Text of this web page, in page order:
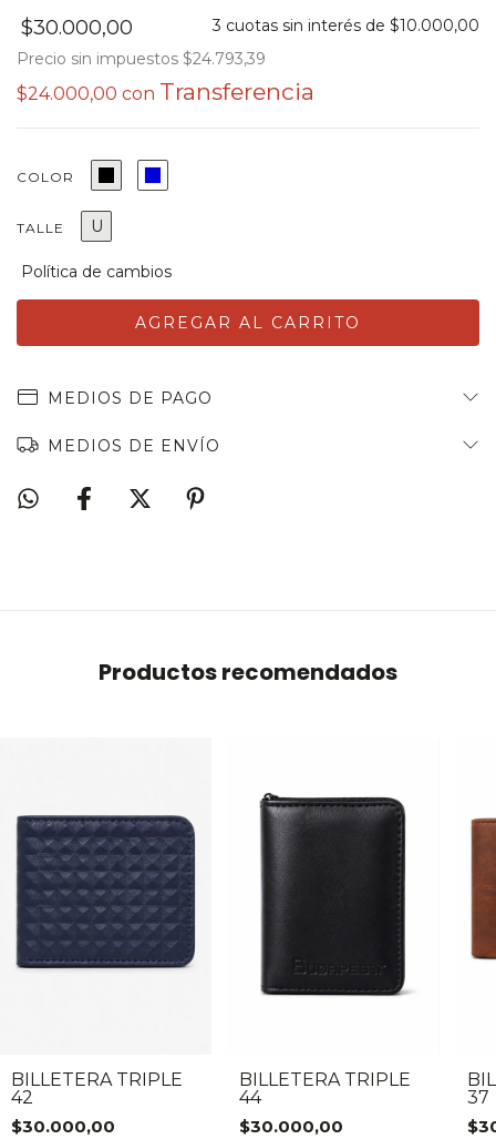
$30.000,00 3 cuotas sin interés de $10.000,00
Precio sin impuestos $24.793,39
$24.000,00 con
COLOR
TALLE U
MEDIOS DE PAGO
MEDIOS DE ENVÍO
Productos recomendados
BILLETERA TRIPLE
42
$30.000,00
BILLETERA TRIPLE
44
$30.000,00
37